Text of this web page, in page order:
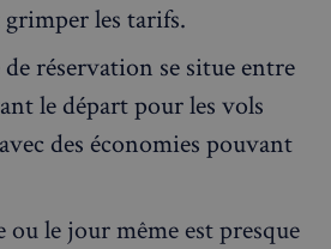
les tarifs.
réservation se situe entre
le départ pour les vols
des économies pouvant
ou le jour même est presque